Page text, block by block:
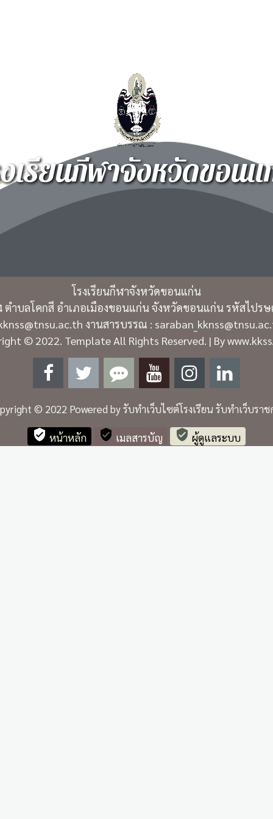
เรียนกีฬาจังหวัดขอน
โรงเรียนกีฬาจังหวัดขอนแก่น
ตำบลโคกสี อำเภอเมืองขอนแก่น จังหวัดขอนแก่น รหัสไปร
งานสารบรรณ :
© 2022. Template All Rights Reserved. | By
© 2022 Powered byรับทำเว็บไซต์โรงเรียน รับทำเว็บราช
verified_user หน้าหลัก verified_user เมลสารบัญ verified_user ผู้ดูแลระบบ